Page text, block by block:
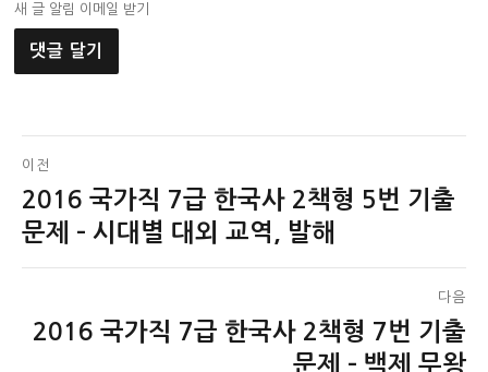
새 글 알림 이메일 받기
글
탐
색
이전
이
전
2016 국가직 7급 한국사 2책형 5번 기출
문제 – 시대별 대외 교역, 발해
다음
다2016 국가직 7급 한국사 2책형 7번 기출
문제 – 백제 무왕